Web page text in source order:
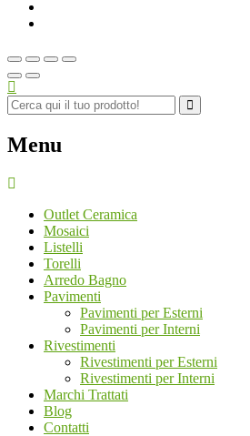
Menu
Outlet Ceramica
Mosaici
Listelli
Torelli
Arredo Bagno
Pavimenti
Pavimenti per Esterni
Pavimenti per Interni
Rivestimenti
Rivestimenti per Esterni
Rivestimenti per Interni
Marchi Trattati
Blog
Contatti